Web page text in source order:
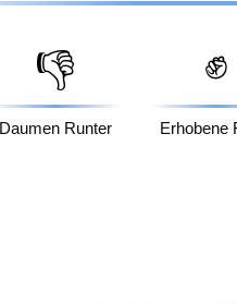
👎
Daumen Runter
✊
Erhobene